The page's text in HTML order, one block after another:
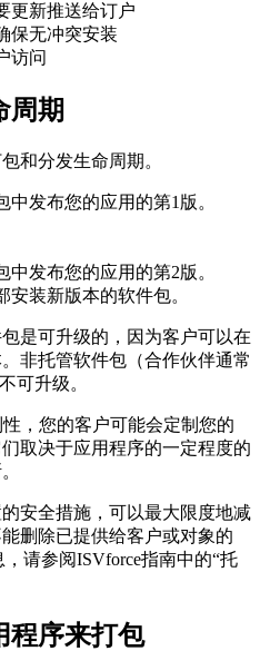
更新推送给订户
保无冲突安装
访问
周期
和分发生命周期。
发布您的应用的第1版。
发布您的应用的第2版。
装新版本的软件包。
是可升级的，因为客户可以在
非托管软件包（合作伙伴通常
可升级。
性，您的客户可能会定制您的
取决于应用程序的一定程度的
安全措施，可以最大限度地减
删除已提供给客户或对象的
请参阅ISVforce指南中的“托
程序来打包